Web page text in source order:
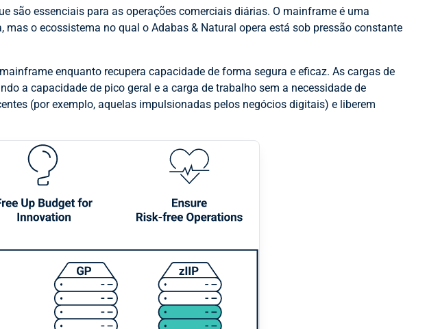
são essenciais para as operações comerciais diárias. O mainframe é uma
o ecossistema no qual o Adabas & Natural opera está sob pressão constante
enquanto recupera capacidade de forma segura e eficaz. As cargas de
a capacidade de pico geral e a carga de trabalho sem a necessidade de
(por exemplo, aquelas impulsionadas pelos negócios digitais) e liberem